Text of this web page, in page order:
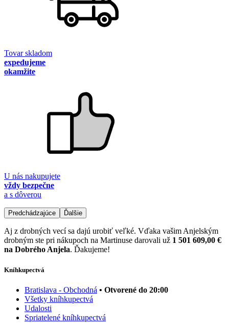
Tovar skladom
expedujeme
okamžite
U nás nakupujete
vždy bezpečne
a s dôverou
Predchádzajúce Ďalšie
Aj z drobných vecí sa dajú urobiť veľké. Vďaka vašim Anjelským
drobným ste pri nákupoch na Martinuse darovali už 1 501 609,00 €
na Dobrého Anjela. Ďakujeme!
Kníhkupectvá
Bratislava - Obchodná • Otvorené do 20:00
Všetky kníhkupectvá
Udalosti
Spriatelené kníhkupectvá